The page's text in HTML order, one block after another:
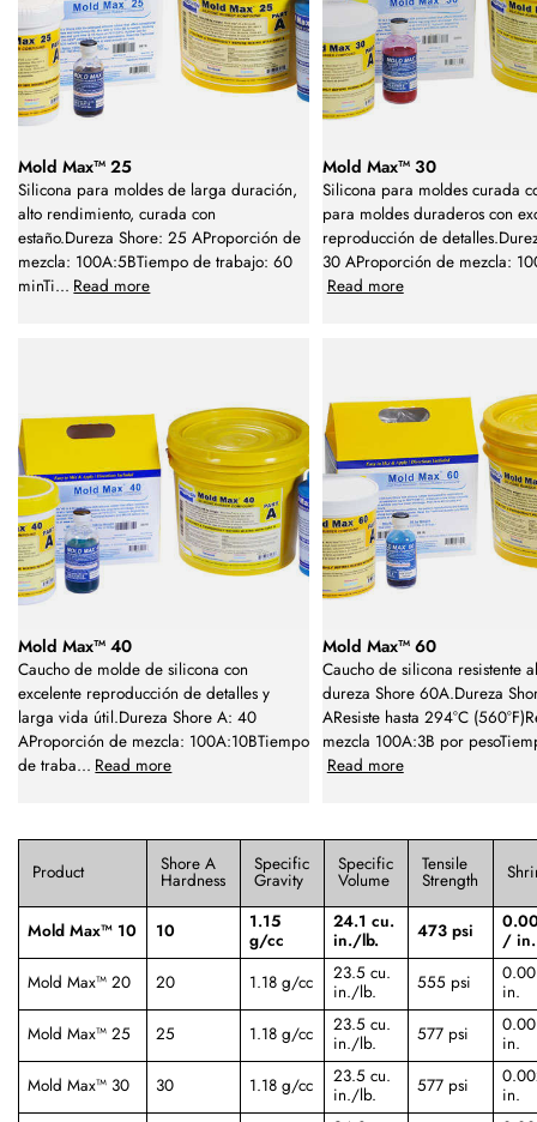
Mold Max™ 25
Silicona para moldes de larga duración,
alto rendimiento, curada con
estaño.Dureza Shore: 25 AProporción de
mezcla: 100A:5BTiempo de trabajo: 60
minTi... Read more
Mold Max™ 30
Silicona para moldes curada
para moldes duraderos con
reproducción de
30 AProporción de mezcla:
Read more
Mold Max™ 40
Caucho de molde de silicona con
excelente reproducción de detalles y
larga vida útil.Dureza Shore A: 40
AProporción de mezcla: 100A:10BTiempo
de traba... Read more
Mold Max™ 60
Caucho de silicona resistente
dureza Shore 60A.Dureza
AResiste hasta 294°C
mezcla 100A:3B por
Read more
Product Shore A
Hardness
Specific
Gravity
Specific
Volume
Tensile
Strength
Mold Max™ 10 10
1.15
g/cc
24.1 cu.
in./lb.
473 psi
/ in.
Mold Max™ 20
20 1.18 g/cc
23.5 cu.
in./lb.
555 psi
in.
Mold Max™ 25
25 1.18 g/cc
23.5 cu.
in./lb.
577 psi
in.
Mold Max™ 30
30 1.18 g/cc
23.5 cu.
in./lb.
577 psi
in.